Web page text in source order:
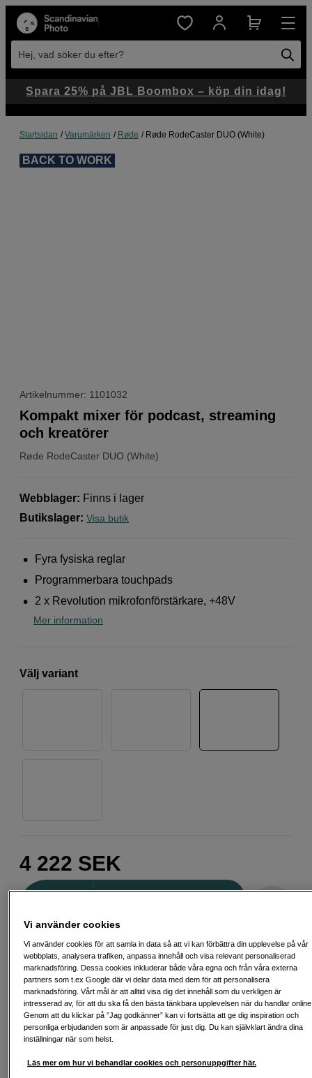
Hej, vad söker du efter?
Startsidan Varumärken Røde Røde RodeCaster DUO (White)
BACK TO WORK
Artikelnummer: 1101032
Røde RodeCaster DUO (White)
Kompakt mixer för podcast, streaming
och kreatörer
Webblager: Finns i lager
Butikslager: Visa butik
Fyra fysiska reglar
Programmerbara touchpads
2 x Revolution mikrofonförstärkare, +48V
Mer information
Välj variant
4 222 SEK
Antal
Delbetala från 152 SEK/mån via
Exempel: 48 mån, 152 SEK/mån, totalt 7 875 SEK, effektiv ränta 10,45 %
Startavgift 579 SEK, aviavgift 45 SEK/mån tillkommer
Att låna kostar pengar! Om du inte kan betala tillbaka skulden i tid
riskerar du en betalningsanmärkning. Det kan leda till svårigheter att få hyra
bostad, teckna abonnemang och få nya lån. För stöd, vänd dig till budget-
och skuldrådgivningen i din kommun. Kontaktuppgifter finns på
Spara 25% på JBL Boombox – köp din idag!
Vi använder cookies
Vi använder cookies för att samla in data så att vi kan förbättra din upplevelse på vår
webbplats, analysera trafiken, anpassa innehåll och visa relevant personaliserad
marknadsföring. Dessa cookies inkluderar både våra egna och från våra externa
partners som t.ex Google där vi delar data med dem för att personalisera
marknadsföring. Vårt mål är att alltid visa dig det innehåll som du verkligen är
intresserad av, för att du ska få den bästa tänkbara upplevelsen när du handlar
Genom att du klickar på ”Jag godkänner” kan vi fortsätta att ge dig inspiration och
personliga erbjudanden som är anpassade för just dig. Du kan självklart ändra dina
inställningar när som helst.
Läs mer om hur vi behandlar cookies och personuppgifter här.